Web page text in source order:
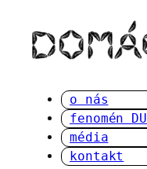
obsah
o nás
fenomén DU
média
kontakt